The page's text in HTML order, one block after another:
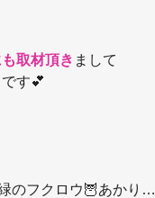
取材頂き まして
す💕
のフクロウ🦉あかり…